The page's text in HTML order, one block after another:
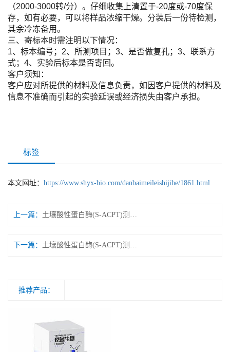
（2000-3000转/分）。仔细收集上清置于-20度或-70度保
存，如有必要，可以将样品浓缩干燥。分装后一份待检测，
其余冷冻备用。
三、寄标本时需注明以下情况：
1、标本编号；2、所测项目；3、是否做复孔；3、联系方
式；4、实验后标本是否寄回。
客户须知：
客户应对所提供的材料及信息负责，如因客户提供的材料及
信息不准确而引起的实验延误或经济损失由客户承担。
标签
本文网址： https://www.shyx-bio.com/danbaimeileishijihe/1861.html
上一篇：
下一篇：
推荐产品：